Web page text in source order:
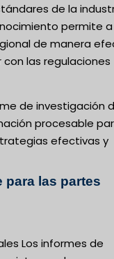
de la
permite
de manera
las regulaciones
de investigación
procesable
efectivas y
para las partes
Los informes de